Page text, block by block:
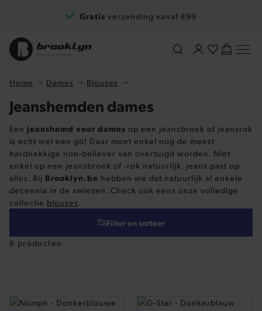
Gratis verzending vanaf €99
Home Dames Blouses
Een jeanshemd voor dames op een jeansbroek of jeansrok
is echt wel een go! Daar moet enkel nog de meest
hardnekkige non-believer van overtuigd worden. Niet
enkel op een jeansbroek of -rok natuurlijk, jeans past op
alles. Bij Brooklyn.be hebben we dat natuurlijk al enkele
decennia in de smiezen. Check ook eens onze volledige
collectie blouses
6 producten
Filter en sorteer
Jeanshemden dames